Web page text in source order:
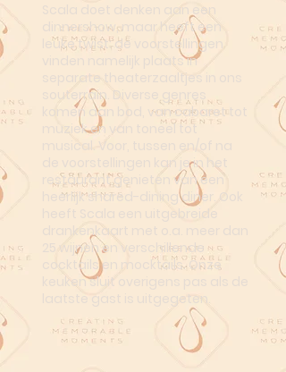
Scala doet denken aan een
dinnershow, maar heeft een
leuke twist: de voorstellingen
vinden namelijk plaats in
separate theaterzaaltjes in ons
souterrain. Diverse genres
komen aan bod, van cabaret tot
muziek en van toneel tot
musical. Voor, tussen en/of na
de voorstellingen kan je in het
restaurant genieten van een
heerlijk shared-dining diner. Ook
heeft Scala een uitgebreide
drankenkaart met o.a. meer dan
25 wijnen en verschillende
cocktails en mocktails. Onze
keuken sluit overigens pas als de
laatste gast is uitgegeten.